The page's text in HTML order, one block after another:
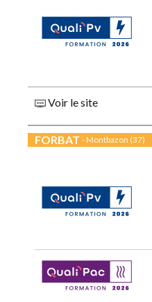
Voir le site
FORBAT - Montbazon (37)